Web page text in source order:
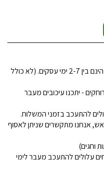
זמני אספקה למשלוח עד לבית הלקוח הינם בין 2-7 ימי עסקים. (לא כולל
- יתכנו עיכובים מעבר
להתעכב בזמני המשלוח.
אנחנו מתקשרים שניתן לאסוף
וחגים)
עלולים להתעכב מעבר לימי